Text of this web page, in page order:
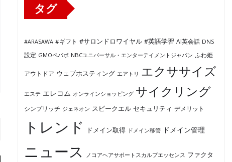
タグ
#ARASAWA #ギフト #サロンドロワイヤル #英語学習 AI英会話 DNS
設定 GMOペパボ NBCユニバーサル・エンターテイメントジャパン ふわ姫
アウトドア ウェブホスティング エアトリ エクササイズ
エステ エレコム オンラインショッピング サイクリング
シンプリッチ ジェネオン スピークエル セキュリティ デメリット
トレンド ドメイン取得 ドメイン移管 ドメイン管理
ニュース ノコアヘアサポートスカルプエッセンス ファクタ